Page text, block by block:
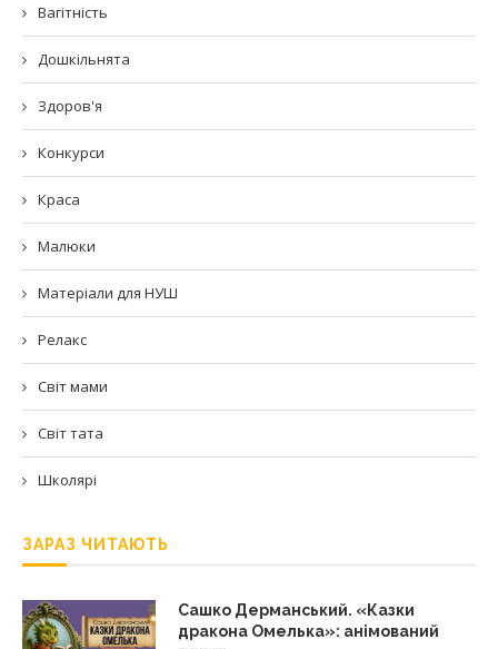
Вагітність
Дошкільнята
Здоров'я
Конкурси
Краса
Малюки
Матеріали для НУШ
Релакс
Світ мами
Світ тата
Школярі
ЗАРАЗ ЧИТАЮТЬ
Сашко Дерманський. «Казки
дракона Омелька»: анімований